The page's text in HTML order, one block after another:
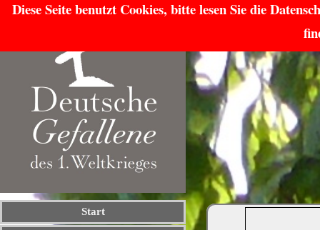
Diese Seite benutzt Cookies, bitte lesen Sie die
Start